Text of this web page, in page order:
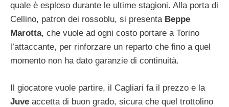
quale è esploso durante le ultime stagioni. Alla porta di
Cellino, patron dei rossoblu, si presenta Beppe
Marotta, che vuole ad ogni costo portare a Torino
l’attaccante, per rinforzare un reparto che fino a quel
momento non ha dato garanzie di continuità.
Il giocatore vuole partire, il Cagliari fa il prezzo e la
Juve accetta di buon grado, sicura che quel trottolino